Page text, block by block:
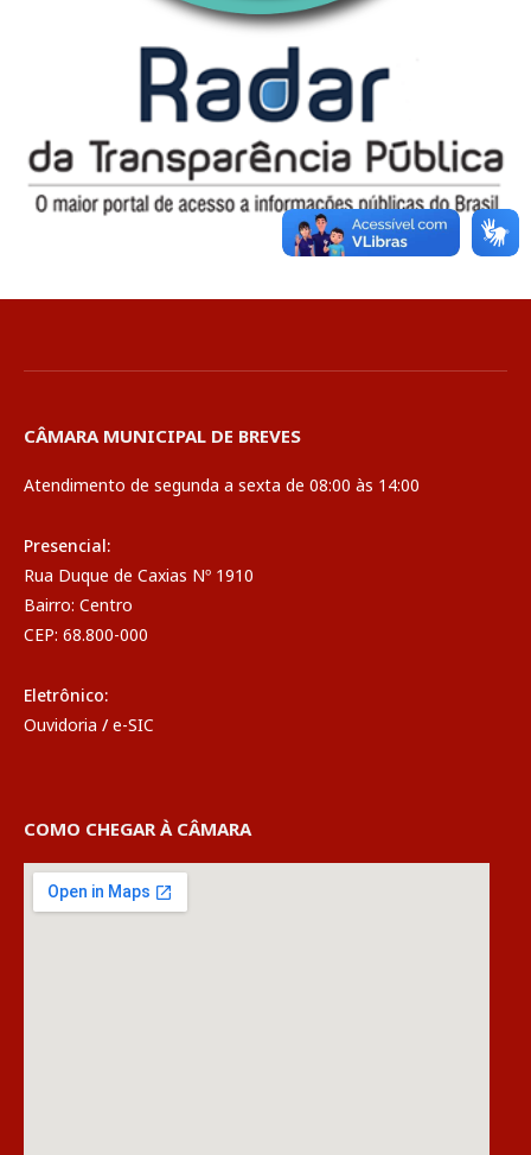
CÂMARA MUNICIPAL DE BREVES
Atendimento de segunda a sexta de 08:00 às 14:00
Presencial:
Rua Duque de Caxias Nº 1910
Bairro: Centro
CEP: 68.800-000
Eletrônico:
Ouvidoria / e-SIC
COMO CHEGAR À CÂMARA